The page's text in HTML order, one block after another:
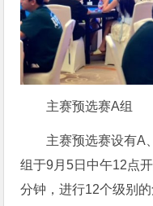
主赛预选赛A组
主赛预选赛设有A
组于9月5日中午12点
分钟，进行12个级别